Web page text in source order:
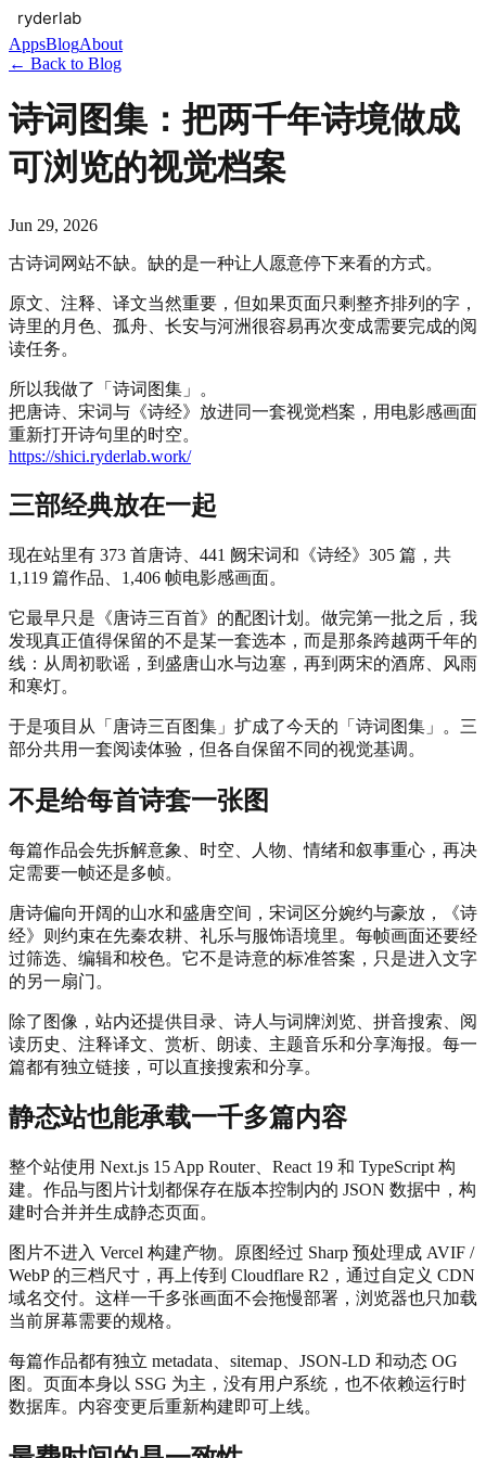
AppsBlogAbout
← Back to Blog
诗词图集：把两千年诗境做成
可浏览的视觉档案
Jun 29, 2026
古诗词网站不缺。缺的是一种让人愿意停下来看的方式。
原文、注释、译文当然重要，但如果页面只剩整齐排列的字，
诗里的月色、孤舟、长安与河洲很容易再次变成需要完成的阅
读任务。
所以我做了「诗词图集」。
把唐诗、宋词与《诗经》放进同一套视觉档案，用电影感画面
重新打开诗句里的时空。
https://shici.ryderlab.work/
三部经典放在一起
现在站里有 373 首唐诗、441 阙宋词和《诗经》305 篇，共
1,119 篇作品、1,406 帧电影感画面。
它最早只是《唐诗三百首》的配图计划。做完第一批之后，我
发现真正值得保留的不是某一套选本，而是那条跨越两千年的
线：从周初歌谣，到盛唐山水与边塞，再到两宋的酒席、风雨
和寒灯。
于是项目从「唐诗三百图集」扩成了今天的「诗词图集」。三
部分共用一套阅读体验，但各自保留不同的视觉基调。
不是给每首诗套一张图
每篇作品会先拆解意象、时空、人物、情绪和叙事重心，再决
定需要一帧还是多帧。
唐诗偏向开阔的山水和盛唐空间，宋词区分婉约与豪放，《诗
经》则约束在先秦农耕、礼乐与服饰语境里。每帧画面还要经
过筛选、编辑和校色。它不是诗意的标准答案，只是进入文字
的另一扇门。
除了图像，站内还提供目录、诗人与词牌浏览、拼音搜索、阅
读历史、注释译文、赏析、朗读、主题音乐和分享海报。每一
篇都有独立链接，可以直接搜索和分享。
静态站也能承载一千多篇内容
整个站使用 Next.js 15 App Router、React 19 和 TypeScript 构
建。作品与图片计划都保存在版本控制内的 JSON 数据中，构
建时合并并生成静态页面。
图片不进入 Vercel 构建产物。原图经过 Sharp 预处理成 AVIF /
WebP 的三档尺寸，再上传到 Cloudflare R2，通过自定义 CDN
域名交付。这样一千多张画面不会拖慢部署，浏览器也只加载
当前屏幕需要的规格。
每篇作品都有独立 metadata、sitemap、JSON-LD 和动态 OG
图。页面本身以 SSG 为主，没有用户系统，也不依赖运行时
数据库。内容变更后重新构建即可上线。